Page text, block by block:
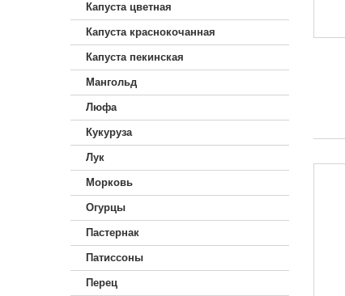
Капуста цветная
Капуста краснокочанная
Капуста пекинская
Мангольд
Люфа
Кукуруза
Лук
Морковь
Огурцы
Пастернак
Патиссоны
Перец